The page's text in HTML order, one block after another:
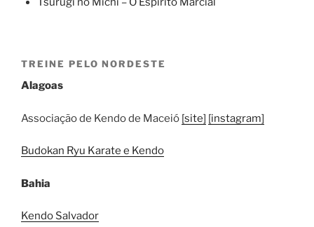
TREINE PELO NORDESTE
Alagoas
Associação de Kendo de Maceió [site] [instagram]
Budokan Ryu Karate e Kendo
Bahia
Kendo Salvador